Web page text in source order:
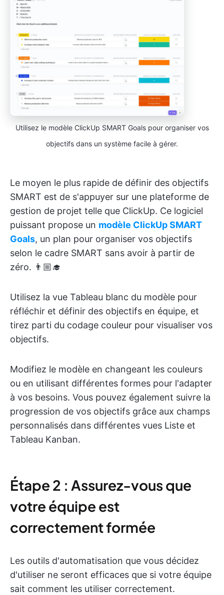
Utilisez le modèle ClickUp SMART Goals pour organiser vos
objectifs dans un système facile à gérer.
Le moyen le plus rapide de définir des objectifs
SMART est de s'appuyer sur une plateforme de
gestion de projet telle que ClickUp. Ce logiciel
puissant propose un modèle ClickUp SMART
Goals, un plan pour organiser vos objectifs
selon le cadre SMART sans avoir à partir de
zéro. 👨🏼‍🎓
Utilisez la vue Tableau blanc du modèle pour
réfléchir et définir des objectifs en équipe, et
tirez parti du codage couleur pour visualiser vos
objectifs.
Modifiez le modèle en changeant les couleurs
ou en utilisant différentes formes pour l'adapter
à vos besoins. Vous pouvez également suivre la
progression de vos objectifs grâce aux champs
personnalisés dans différentes vues Liste et
Tableau Kanban.
Étape 2 : Assurez-vous que
votre équipe est
correctement formée
Les outils d'automatisation que vous décidez
d'utiliser ne seront efficaces que si votre équipe
sait comment les utiliser correctement.